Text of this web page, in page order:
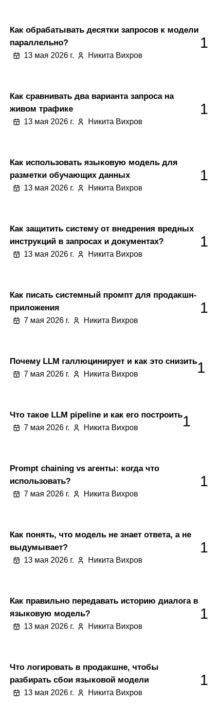
Как обрабатывать десятки запросов к модели
параллельно?
13 мая 2026 г. Никита Вихров
1
Как сравнивать два варианта запроса на
живом трафике
13 мая 2026 г. Никита Вихров
1
Как использовать языковую модель для
разметки обучающих данных
13 мая 2026 г. Никита Вихров
1
Как защитить систему от внедрения вредных
инструкций в запросах и документах?
13 мая 2026 г. Никита Вихров
1
Как писать системный промпт для продакшн-
приложения
7 мая 2026 г. Никита Вихров
1
Почему LLM галлюцинирует и как это снизить
7 мая 2026 г. Никита Вихров 1
Что такое LLM pipeline и как его построить
7 мая 2026 г. Никита Вихров 1
Prompt chaining vs агенты: когда что
использовать?
7 мая 2026 г. Никита Вихров
1
Как понять, что модель не знает ответа, а не
выдумывает?
13 мая 2026 г. Никита Вихров
1
Как правильно передавать историю диалога в
языковую модель?
13 мая 2026 г. Никита Вихров
1
Что логировать в продакшне, чтобы
разбирать сбои языковой модели
13 мая 2026 г. Никита Вихров
1